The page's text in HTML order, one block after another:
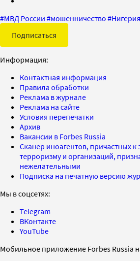
#МВД России #мошенничество #Нигерия
Подписаться
Информация:
Контактная информация
Правила обработки
Реклама в журнале
Реклама на сайте
Условия перепечатки
Архив
Вакансии в Forbes Russia
Сканер иноагентов, причастных к
терроризму и организаций,
нежелательными
Подписка на печатную версию
Мы в соцсетях:
Telegram
ВКонтакте
YouTube
Мобильное приложение Forbes Russia